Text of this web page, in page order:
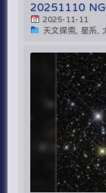
20251110
2025-11-11
天文探索, 星系,